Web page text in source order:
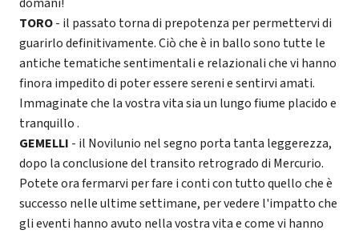
TORO- il passato torna di prepotenza per permettervi di
guarirlo definitivamente. Ciò che è in ballo sono tutte le
antiche tematiche sentimentali e relazionali che vi hanno
finora impedito di poter essere sereni e sentirvi amati.
Immaginate che la vostra vita sia un lungo fiume placido e
tranquillo .
GEMELLI - il Novilunio nel segno porta tanta leggerezza,
dopo la conclusione del transito retrogrado di Mercurio.
Potete ora fermarvi per fare i conti con tutto quello che è
successo nelle ultime settimane, per vedere l'impatto che
gli eventi hanno avuto nella vostra vita e come vi hanno